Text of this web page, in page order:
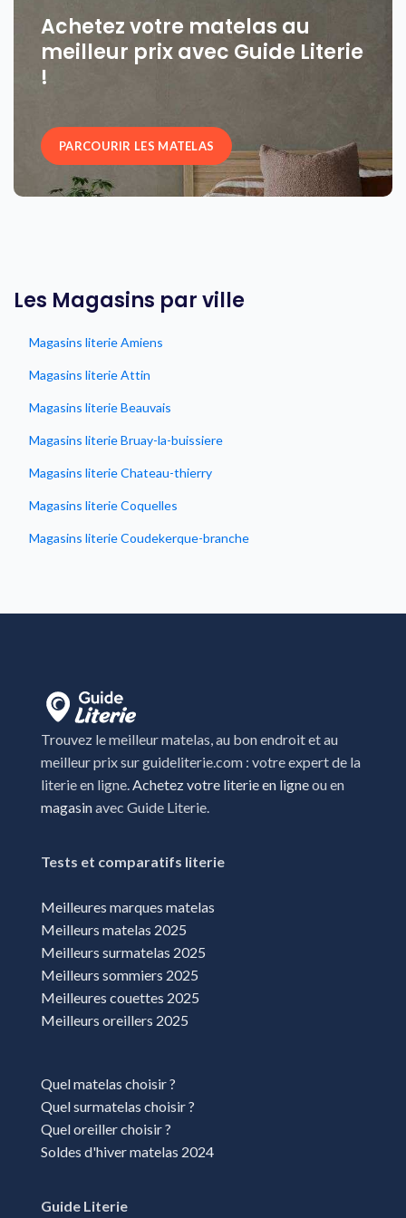
Achetez votre matelas au
meilleur prix avec Guide Literie
!
PARCOURIR LES MATELAS
Les Magasins par ville
Magasins literie Amiens
Magasins literie Attin
Magasins literie Beauvais
Magasins literie Bruay-la-buissiere
Magasins literie Chateau-thierry
Magasins literie Coquelles
Magasins literie Coudekerque-branche
Magasins literie Vendin-le-vieil
Trouvez le meilleur matelas, au bon endroit et au
meilleur prix sur guideliterie.com : votre expert de la
literie en ligne. Achetez votre literie en ligneou en
magasinavec Guide Literie.
Tests et comparatifs literie
Meilleures marques matelas
Meilleurs matelas 2025
Meilleurs surmatelas 2025
Meilleurs sommiers 2025
Meilleures couettes 2025
Meilleurs oreillers 2025
Quel matelas choisir ?
Quel surmatelas choisir ?
Quel oreiller choisir ?
Soldes d'hiver matelas 2024
Guide Literie